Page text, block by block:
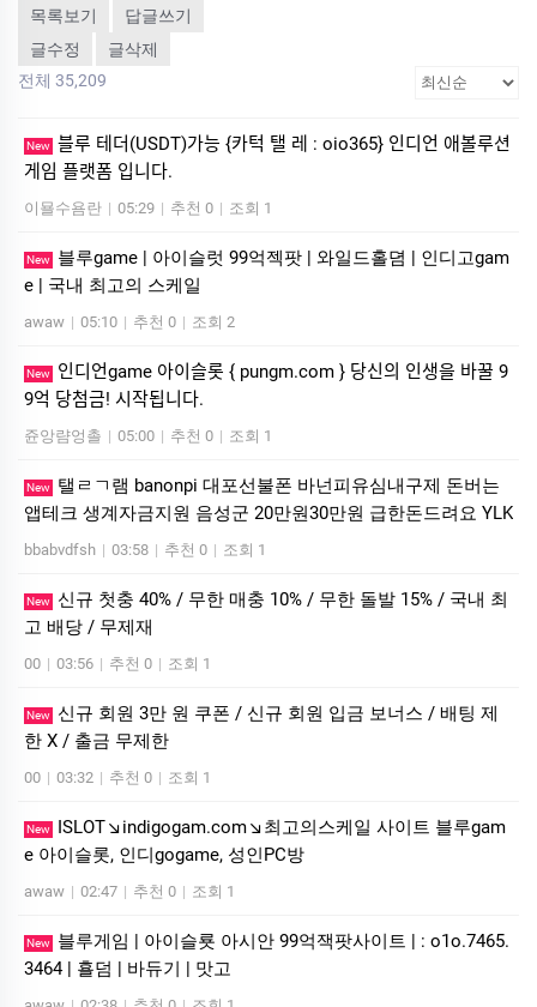
목록보기
답글쓰기
글수정
글삭제
전체 35,209
New 블루 테더(USDT)가능 {카턱 탤 레 : oio365} 인디언 애볼루션
게임 플랫폼 입니다.
이묠수욤란 | 05:29 | 추천 0 | 조회 1
New
블루game | 아이슬럿 99억젝팟 | 와일드홀뎜 | 인디­고gam
e | 국내 최고의 스케일
awaw | 05:10 | 추천 0 | 조회 2
New
인디언game 아이슬롯 { pungm.com } 당신의 인생을 바꿀 9
9억 당첨금! 시작됩니다.
쥰앙럄엉촐 | 05:00 | 추천 0 | 조회 1
New
탤ㄹㄱ램 banonpi 대포선불폰 바넌피유심내구제 돈버는
앱테크 생계자금지원 음성군 20만원30만원 급한돈드려요 YLK
bbabvdfsh | 03:58 | 추천 0 | 조회 1
New
신규 첫충 40% / 무한 매충 10% / 무한 돌발 15% / 국내 최
고 배당 / 무제재
00 | 03:56 | 추천 0 | 조회 1
New
신규 회원 3만 원 쿠폰 / 신규 회원 입금 보너스 / 배팅 제
한 X / 출금 무제한
00 | 03:32 | 추천 0 | 조회 1
New
ISLOT↘indigogam.com↘최고의스케일 사이트 블루gam
e 아이슬­롯, 인디gogame, 성인PC방
awaw | 02:47 | 추천 0 | 조회 1
New
블루게­임 | 아이슬룟 아시안 99억잭­팟사이트 | : o1o.7465.
3464 | 횰덤 | 바듀기 | 맛고